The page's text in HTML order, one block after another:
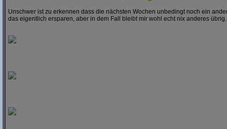
Unschwer ist zu erkennen dass die nächsten Wochen unbedingt noch ein
das eigentlich ersparen, aber in dem Fall bleibt mir wohl echt nix anderes